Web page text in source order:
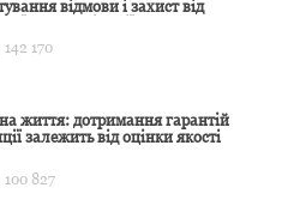
відмови і захист від
142 170
життя: дотримання гарантій
залежить від оцінки якості
100 827